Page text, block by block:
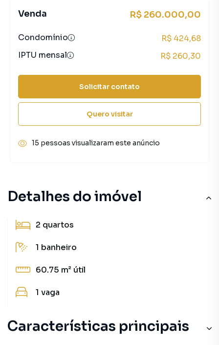
Detalhes do imóvel
2 quartos
1 banheiro
60.75 m² útil
1 vaga
Características principais
Venda R$ 260.000,00
Condomínio
R$ 424,68
IPTU mensal
R$ 260,30
Solicitar contato
Quero visitar
15 pessoas visualizaram este anúncio